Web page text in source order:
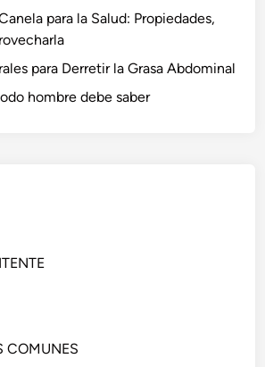
para la Salud: Propiedades,
para Derretir la Grasa Abdominal
hombre debe saber
COMUNES